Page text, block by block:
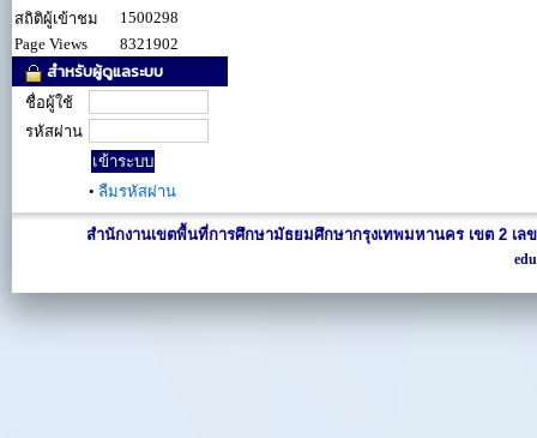
สถิติผู้เข้าชม
1500298
Page Views
8321902
สำหรับผู้ดูแลระบบ
ชื่อผู้ใช้
รหัสผ่าน
• ลืมรหัสผ่าน
สำนักงานเขตพื้นที่การศึกษามัธยมศึกษากรุงเทพมหานคร เขต 2 เล